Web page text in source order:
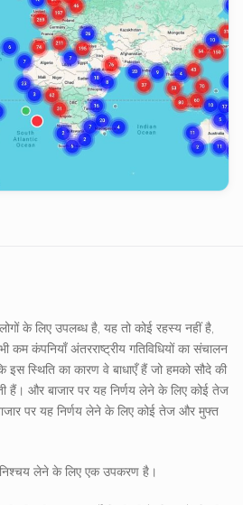
के लिए उपलब्ध है, यह तो कोई रहस्य नहीं है,
कम कंपनियाँ अंतरराष्ट्रीय गतिविधियों का संचालन
इस स्थिति का कारण वे बाधाएँ हैं जो हमको सौदे की
हैं। और बाजार पर यह निर्णय लेने के लिए कोई तेज
पर यह निर्णय लेने के लिए कोई तेज और मुफ्त
निश्चय लेने के लिए एक उपकरण है।